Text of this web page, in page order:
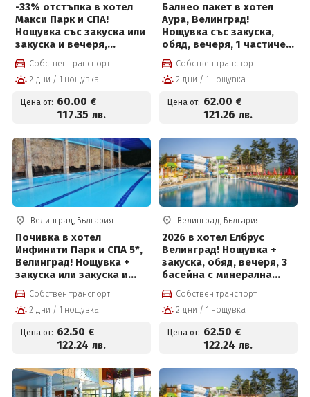
-33% отстъпка в хотел
Макси Парк и СПА!
Нощувка със закуска или
закуска и вечеря,
външни и вътрешни
басейни с минерална
вода, джакузи, топила и
деца до 12г
Собствен транспорт
2 дни / 1 нощувка
Цена от: 60.00 €
117.35 лв.
Балнео пакет в хотел
Аура, Велинград!
Нощувка със закуска,
обяд, вечеря, 1 частичен
масаж, 2 физиотерапии,
вътрешен и външен
басейн с лечебна
център за 62 € на човек
Собствен транспорт
2 дни / 1 нощувка
Цена от: 62.00 €
121.26 лв.
Велинград, България
Почивка в хотел
Инфинити Парк и СПА 5*,
Велинград! Нощувка +
закуска или закуска и
вечеря, вътрешни
термални басейни и СПА
пакет
Собствен транспорт
2 дни / 1 нощувка
Цена от: 62.50 €
122.24 лв.
Велинград, България
2026 в хотел Елбрус
Велинград! Нощувка +
закуска, обяд, вечеря, 3
басейна с минерална
вода, солен басейн на
цени от 62.50 € на човек
Собствен транспорт
2 дни / 1 нощувка
Цена от: 62.50 €
122.24 лв.